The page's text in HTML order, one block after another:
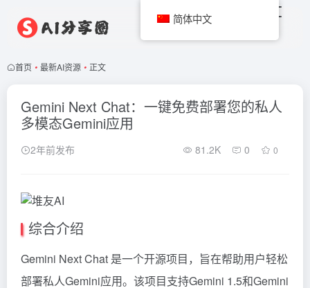
首页 • 最新AI资源 • 正文
Gemini Next Chat：一键免费部署您的私人
多模态Gemini应用
2年前发布 81.2K 0 0
综合介绍
Gemini Next Chat 是一个开源项目，旨在帮助用户轻松
部署私人Gemini应用。该项目支持Gemini 1.5和Gemini
简体中文